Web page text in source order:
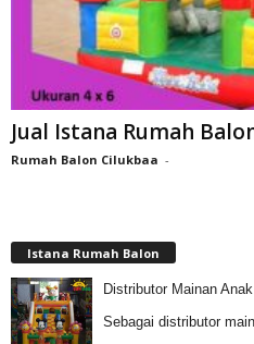
Jual Istana Rumah
Rumah Balon Cilukbaa -
Istana Rumah Balon
Distributor Mainan
Sebagai distributor